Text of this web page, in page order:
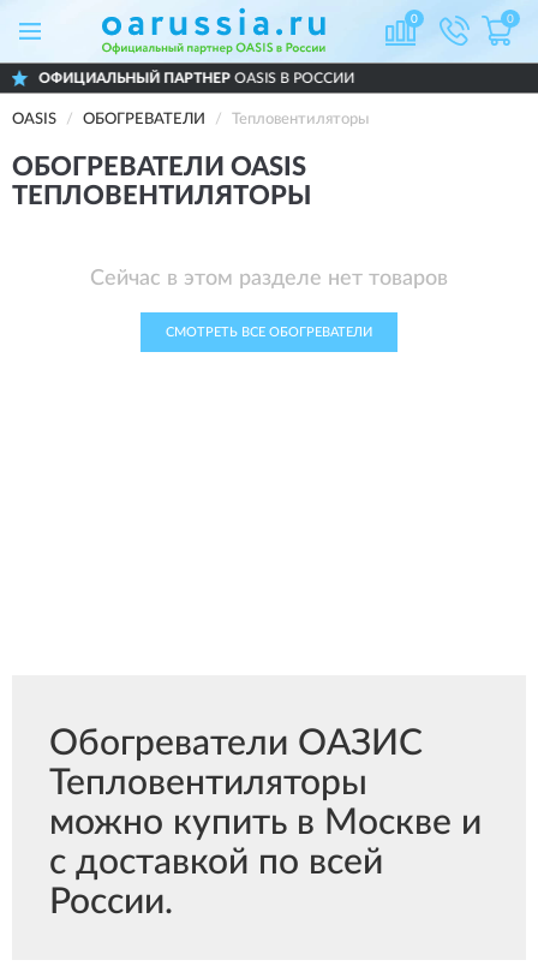
0 0
ПАРТНЕРOASIS В РОССИИ
OASIS ОБОГРЕВАТЕЛИ Тепловентиляторы
ОБОГРЕВАТЕЛИ OASIS
ТЕПЛОВЕНТИЛЯТОРЫ
Сейчас в этом разделе нет товаров
СМОТРЕТЬ ВСЕ ОБОГРЕВАТЕЛИ
Обогреватели ОАЗИС
Тепловентиляторы
можно купить в Москве и
с доставкой по всей
России.